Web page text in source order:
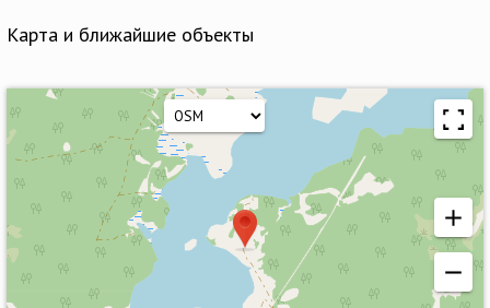
Карта и ближайшие объекты